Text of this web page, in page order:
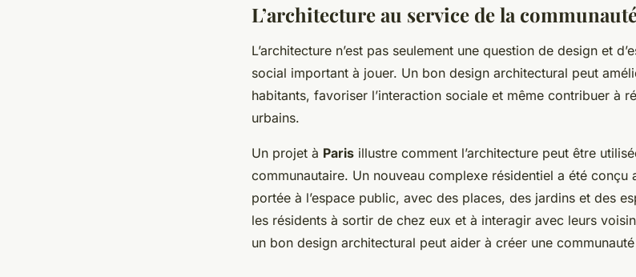
L’architecture au service de la
L’architecture n’est pas seulement une question de design et
social important à jouer. Un bon design architectural peut
habitants, favoriser l’interaction sociale et même contribuer à
urbains.
Un projet à Paris illustre comment l’architecture peut être
communautaire. Un nouveau complexe résidentiel a été conçu
portée à l’espace public, avec des places, des jardins et des
les résidents à sortir de chez eux et à interagir avec leurs
un bon design architectural peut aider à créer une